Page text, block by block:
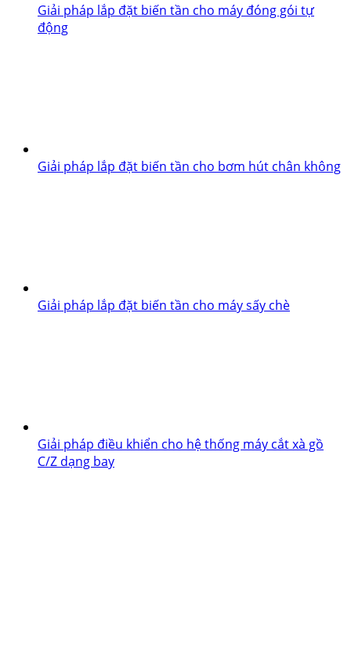
Giải pháp lắp đặt biến tần cho máy đóng gói tự
động
Giải pháp lắp đặt biến tần cho bơm hút chân không
Giải pháp lắp đặt biến tần cho máy sấy chè
Giải pháp điều khiển cho hệ thống máy cắt xà gồ
C/Z dạng bay